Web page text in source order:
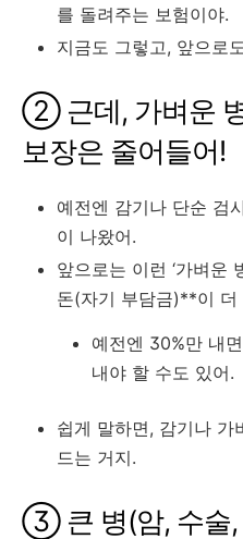
를 돌려주는 보험이야.
지금도 그렇고, 앞으로
② 근데, 가벼운
보장은 줄어들어!
예전엔 감기나 단순 검
이 나왔어.
앞으로는 이런 ‘가벼운
돈(자기 부담금)**이 더
예전엔 30%만 내
내야 할 수도 있어.
쉽게 말하면, 감기나 가
드는 거지.
③ 큰 병(암, 수술,